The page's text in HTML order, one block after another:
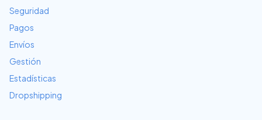
Seguridad
Pagos
Envíos
Gestión
Estadísticas
Dropshipping